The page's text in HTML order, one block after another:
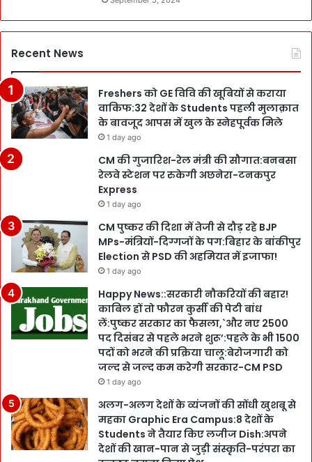
Recent News
Freshers को GE विवि की खूबियों से कराया
वाकिफ:32 देशों के Students पहली मुलाक़ात
के बावजूद आपस में खुल के स्नेहपूर्वक मिले
1 day ago
CM की गुजारिश-रेल मंत्री की सौगात:बनबसा
रेलवे स्टेशन पर रुकेगी अछनेरा-टनकपुर
Express
1 day ago
CM पुष्कर की दिशा में तेजी से दौड़ रहे BJP
MPs-मंत्रियों-दिग्गजों के पग:बिहार के बांकीपुर
Election से PSD की अहमियत में इजाफा!
1 day ago
Happy News::सरकारी नौकरियों की बहार!
काबिल हों तो फौरन कुर्सी की पेटी बांध
लें:पुष्कर सरकार का फैसला,`और नए 2500
पद दिसंबर से पहले भरने शुरू’:पहले के भी 1500
पदों को भरने की प्रक्रिया चालू:बेरोजगारी को
जल्द से जल्द कम करेगी सरकार-CM PSD
1 day ago
अलग-अलग देशों के व्यंजनों की सोंधी खुशबू से
महका Graphic Era Campus:8 देशों के
Students ने तैयार किए लजीज Dish:अपने
देशों की खान-पान से जुड़ी संस्कृति-परंपरा का